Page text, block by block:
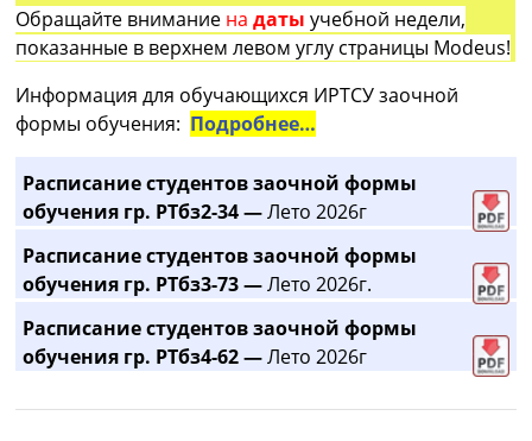
Обращайте внимание на датыучебной недели,
показанные в верхнем левом углу страницы Modeus!
Информация для обучающихся ИРТСУ заочной
формы обучения: Подробнее…
Расписание студентов заочной формы
обучения гр. РТбз2-34 —Лето 2026г
Расписание студентов заочной формы
обучения гр. РТбз3-73 —Лето 2026г.
Расписание студентов заочной формы
обучения гр. РТбз4-62 —Лето 2026г